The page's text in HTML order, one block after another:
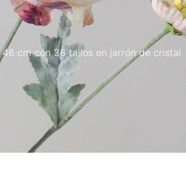
cm con 36 tallos en jarrón de cristal